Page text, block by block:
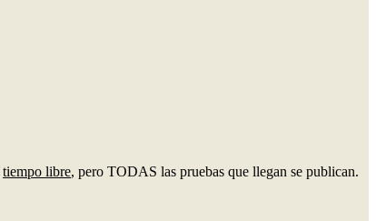
tiempo libre, pero TODAS las pruebas que llegan se publican.